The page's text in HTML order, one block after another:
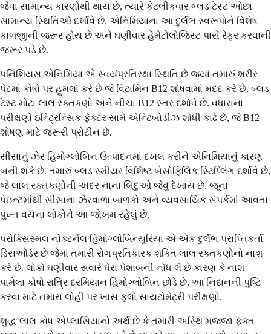
જેવા સામાન્ય કારણોથી થાય છે, ત્યારે કેટલીકવાર બ્લડ ટેસ્ટ ઓછા
સામાન્ય સ્થિતિઓ દર્શાવે છે. એનિમિયાના આ દુર્લભ સ્વરૂપોને વિશેષ
કાળજીની જરૂર હોય છે અને ઘણીવાર હેમેટોલોજિસ્ટ પાસે રેફર કરવાની
જરૂર પડે છે.
પર્નિશિયસ એનિમિયા એ સ્વયંપ્રતિરક્ષા સ્થિતિ છે જ્યાં તમારું શરીર
પેટમાં કોષો પર હુમલો કરે છે જે વિટામિન B12 શોષવામાં મદદ કરે છે. બ્લડ
ટેસ્ટ મોટા લાલ રક્તકણો અને નીચા B12 સ્તર દર્શાવે છે. વધારાના
પરીક્ષણો ઇન્ટ્રિન્સિક ફેક્ટર સામે એન્ટિબોડીઝ શોધી કાઢે છે, જે B12
શોષણ માટે જરૂરી પ્રોટીન છે.
સીસાનું ઝેર હિમોગ્લોબિન ઉત્પાદનમાં દખલ કરીને એનિમિયાનું કારણ
બની શકે છે. તમારું બ્લડ સ્મીયર વિશિષ્ટ બેસોફિલિક સ્ટિપ્લિંગ દર્શાવે છે,
જે લાલ રક્તકણોની અંદર નાના બિંદુઓ જેવું દેખાય છે. જૂના
પેઇન્ટમાંથી સીસાના ઝેરવાળા બાળકો અને વ્યવસાયિક સંપર્કમાં આવતા
પુખ્ત વયના લોકોને આ જોખમ રહેલું છે.
પરોક્સિસ્મલ નોક્ટર્નલ હિમોગ્લોબિન્યુરિયા એ એક દુર્લભ પ્રાપ્તિકર્તા
ડિસઓર્ડર છે જેમાં તમારી રોગપ્રતિકારક શક્તિ લાલ રક્તકણોનો નાશ
કરે છે. લોકો ઘણીવાર સવારે ઘેરા પેશાબની નોંધ લે છે કારણ કે નાશ
પામેલા કોષો રાત્રિ દરમિયાન હિમોગ્લોબિન છોડે છે. આ નિદાનની પુષ્ટિ
કરવા માટે તમારા લોહી પર ખાસ ફ્લો સાયટોમેટ્રી પરીક્ષણો.
શુદ્ધ લાલ કોષ એપ્લાસિયાનો અર્થ છે કે તમારી અસ્થિ મજ્જા ફક્ત